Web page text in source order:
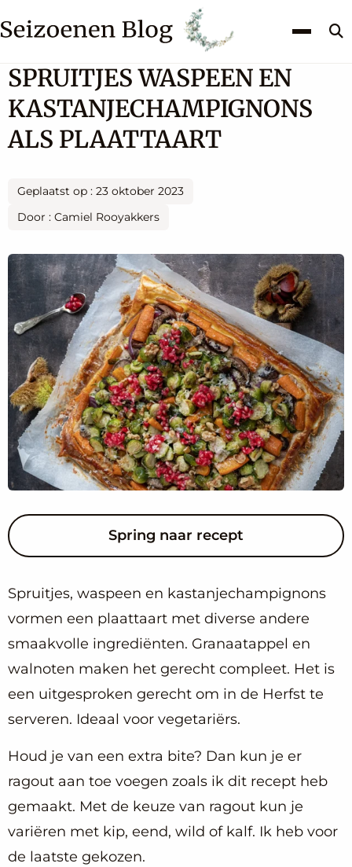
SPRUITJES WASPEEN EN
KASTANJECHAMPIGNONS
ALS PLAATTAART
Geplaatst op : 23 oktober 2023
Door : Camiel Rooyakkers
Spring naar recept
Spruitjes, waspeen en kastanjechampignons
vormen een plaattaart met diverse andere
smaakvolle ingrediënten. Granaatappel en
walnoten maken het gerecht compleet. Het is
een uitgesproken gerecht om in de Herfst te
serveren. Ideaal voor vegetariërs.
Houd je van een extra bite? Dan kun je er
ragout aan toe voegen zoals ik dit recept heb
gemaakt. Met de keuze van ragout kun je
variëren met kip, eend, wild of kalf. Ik heb voor
de laatste gekozen.